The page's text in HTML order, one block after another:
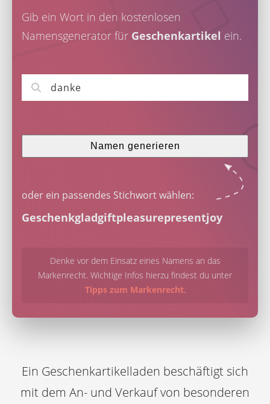
Gib ein Wort in den kostenlosen
Namensgenerator für Geschenkartikel ein.
Namen generieren
oder ein passendes Stichwort wählen:
Geschenkgladgiftpleasurepresentjoy
Denke vor dem Einsatz eines Namens an das
Markenrecht. Wichtige Infos hierzu findest du unter
Tipps zum Markenrecht.
Ein Geschenkartikelladen beschäftigt sich
mit dem An- und Verkauf von besonderen